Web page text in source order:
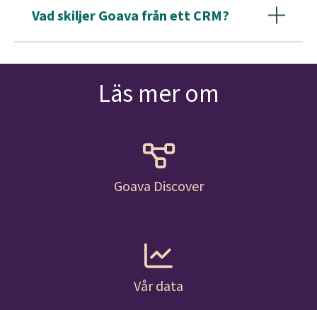
Vad skiljer Goava från ett CRM?
företag och information om när nya affärsmöjligheter uppstår.
Läs mer om
Goava Discover
Vår data